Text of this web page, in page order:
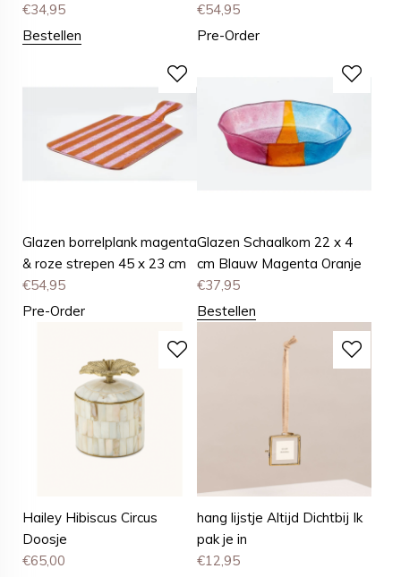
€34,95
Bestellen
€54,95
Pre-Order
Glazen borrelplank magenta
& roze strepen 45 x 23 cm
€54,95
Pre-Order
Glazen Schaalkom 22 x 4
cm Blauw Magenta Oranje
€37,95
Bestellen
Hailey Hibiscus Circus
Doosje
€65,00
hang lijstje Altijd Dichtbij Ik
pak je in
€12,95